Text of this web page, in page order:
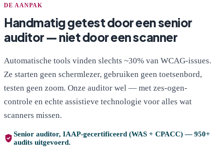
DE AANPAK
Handmatig getest door een senior
auditor — niet door een scanner
Automatische tools vinden slechts ~30% van WCAG-issues.
Ze starten geen schermlezer, gebruiken geen toetsenbord,
testen geen zoom. Onze auditor wel — met zes-ogen-
controle en echte assistieve technologie voor alles wat
scanners missen.
verified_user Senior auditor, IAAP-gecertificeerd (WAS + CPACC) — 950+
audits uitgevoerd.